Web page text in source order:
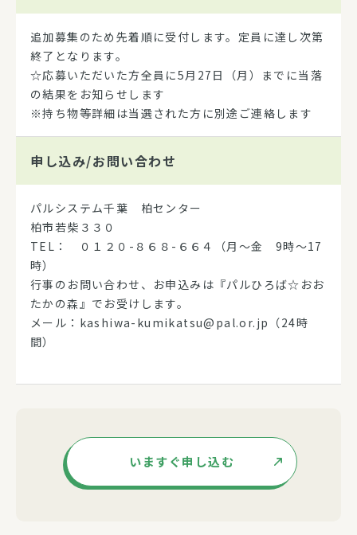
追加募集のため先着順に受付します。定員に達し次第
終了となります。
☆応募いただいた方全員に5月27日（月）までに当落
の結果をお知らせします
※持ち物等詳細は当選された方に別途ご連絡します
申し込み/お問い合わせ
パルシステム千葉 柏センター
柏市若柴３３０
TEL： ０１２０-８６８-６６４（月～金 9時～17
時）
行事のお問い合わせ、お申込みは『パルひろば☆おお
たかの森』でお受けします。
メール：kashiwa-kumikatsu@pal.or.jp（24時
間）
いますぐ申し込む